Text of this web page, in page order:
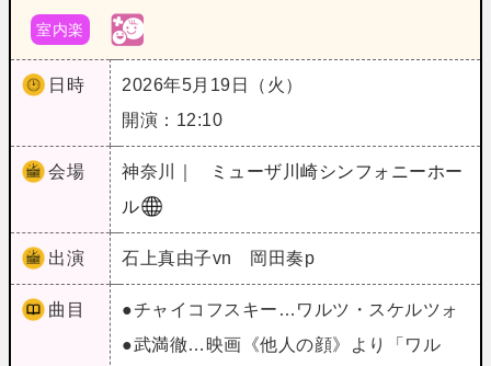
室内楽
日時
2026年5月19日（火）
開演：12:10
会場 神奈川｜
ミューザ川崎シンフォニーホー
ル
出演 石上真由子vn 岡田奏p
曲目
●チャイコフスキー…ワルツ・スケルツォ
●武満徹…映画《他人の顔》より「ワル